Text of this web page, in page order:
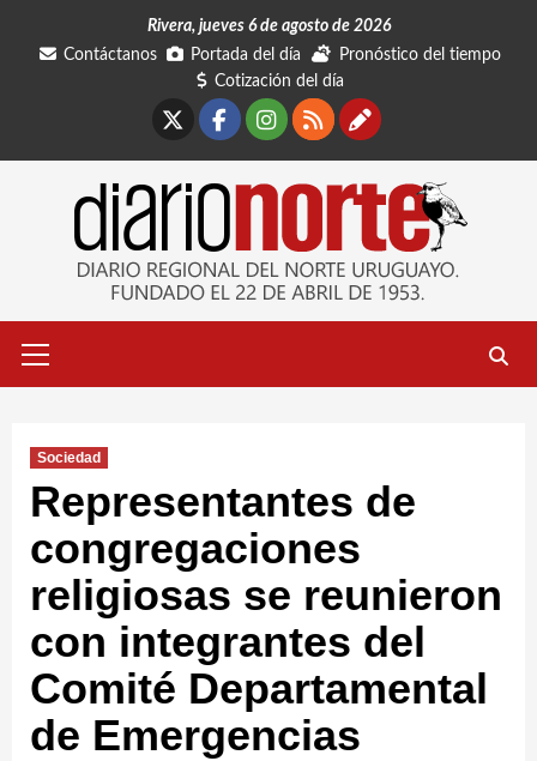
Rivera, jueves 6 de agosto de 2026
Contáctanos
Portada del día
Pronóstico del tiempo
Cotización del día
Facebook
Instagram
RSSContáctanos
primario
Sociedad
Representantes de
congregaciones
religiosas se reunieron
con integrantes del
Comité Departamental
de Emergencias